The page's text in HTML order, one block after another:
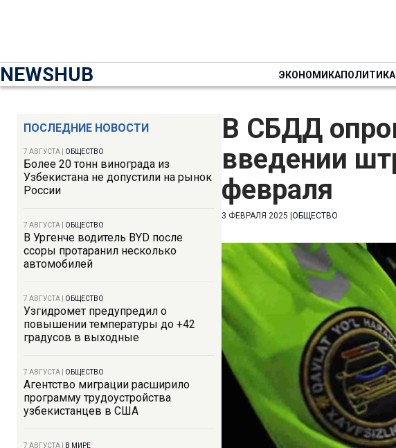
NEWSHUB ЭКОНОМИКАПОЛИТИКА
ПОСЛЕДНИЕ НОВОСТИ
7 АВГУСТА ОБЩЕСТВО
Более 20 тонн винограда из
Узбекистана не допустили на рынок
России
7 АВГУСТА ОБЩЕСТВО
В Ургенче водитель BYD после
ссоры протаранил несколько
автомобилей
7 АВГУСТА ОБЩЕСТВО
Узгидромет предупредил о
повышении температуры до +42
градусов в выходные
7 АВГУСТА ОБЩЕСТВО
Агентство миграции расширило
программу трудоустройства
узбекистанцев в США
7 АВГУСТА В МИРЕ
В СБДД
введении
февраля
3 ФЕВРАЛЯ 2025 ОБЩЕСТВО